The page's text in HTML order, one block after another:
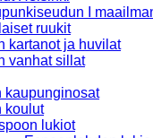
I
ruukit
kartanot ja huvilat
vanhat sillat
kaupunginosat
koulut
lukiot